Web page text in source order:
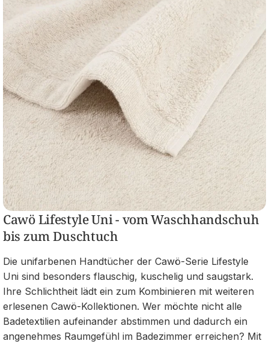
Cawö Lifestyle Uni - vom Waschhandschuh
bis zum Duschtuch
Die unifarbenen Handtücher der Cawö-Serie Lifestyle
Uni sind besonders flauschig, kuschelig und saugstark.
Ihre Schlichtheit lädt ein zum Kombinieren mit weiteren
erlesenen Cawö-Kollektionen. Wer möchte nicht alle
Badetextilien aufeinander abstimmen und dadurch ein
angenehmes Raumgefühl im Badezimmer erreichen? Mit